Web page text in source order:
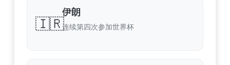
🇮🇷
伊朗
连续第四次参加世界杯